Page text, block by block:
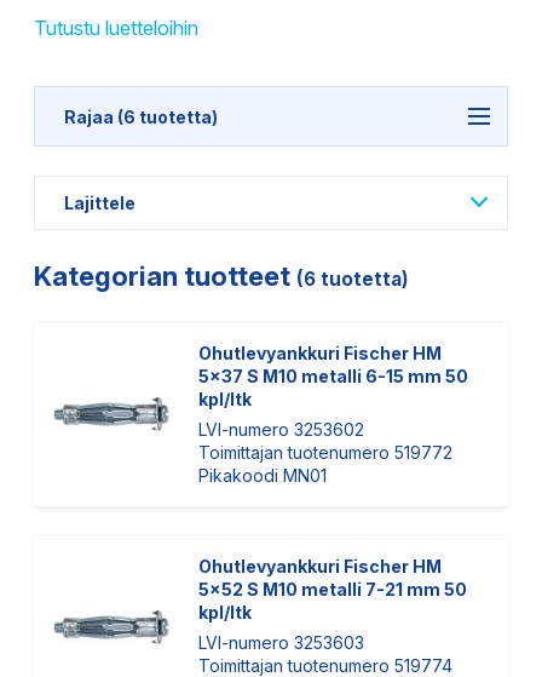
Tutustu luetteloihin
Rajaa (6 tuotetta)
Lajittele
Kategorian tuotteet (6 tuotetta)
Ohutlevyankkuri Fischer HM
5x37 S M10 metalli 6-15 mm 50
kpl/ltk
LVI-numero 3253602
Toimittajan tuotenumero 519772
Pikakoodi MN01
Ohutlevyankkuri Fischer HM
5x52 S M10 metalli 7-21 mm 50
kpl/ltk
LVI-numero 3253603
Toimittajan tuotenumero 519774